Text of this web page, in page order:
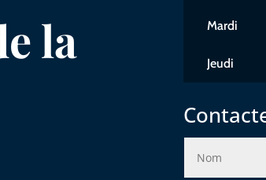
la
Mardi
Jeudi